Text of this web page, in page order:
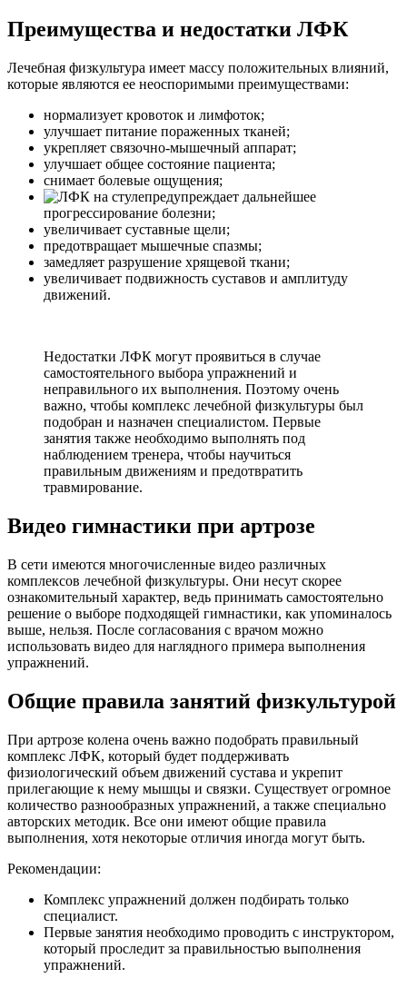
Преимущества и недостатки ЛФК
Лечебная физкультура имеет массу положительных влияний,
которые являются ее неоспоримыми преимуществами:
нормализует кровоток и лимфоток;
улучшает питание пораженных тканей;
укрепляет связочно-мышечный аппарат;
улучшает общее состояние пациента;
снимает болевые ощущения;
предупреждает дальнейшее
прогрессирование болезни;
увеличивает суставные щели;
предотвращает мышечные спазмы;
замедляет разрушение хрящевой ткани;
увеличивает подвижность суставов и амплитуду
движений.
Недостатки ЛФК могут проявиться в случае
самостоятельного выбора упражнений и
неправильного их выполнения. Поэтому очень
важно, чтобы комплекс лечебной физкультуры был
подобран и назначен специалистом. Первые
занятия также необходимо выполнять под
наблюдением тренера, чтобы научиться
правильным движениям и предотвратить
травмирование.
Видео гимнастики при артрозе
В сети имеются многочисленные видео различных
комплексов лечебной физкультуры. Они несут скорее
ознакомительный характер, ведь принимать самостоятельно
решение о выборе подходящей гимнастики, как упоминалось
выше, нельзя. После согласования с врачом можно
использовать видео для наглядного примера выполнения
упражнений.
Общие правила занятий физкультурой
При артрозе колена очень важно подобрать правильный
комплекс ЛФК, который будет поддерживать
физиологический объем движений сустава и укрепит
прилегающие к нему мышцы и связки. Существует огромное
количество разнообразных упражнений, а также специально
авторских методик. Все они имеют общие правила
выполнения, хотя некоторые отличия иногда могут быть.
Рекомендации:
Комплекс упражнений должен подбирать только
специалист.
Первые занятия необходимо проводить с инструктором,
который проследит за правильностью выполнения
упражнений.